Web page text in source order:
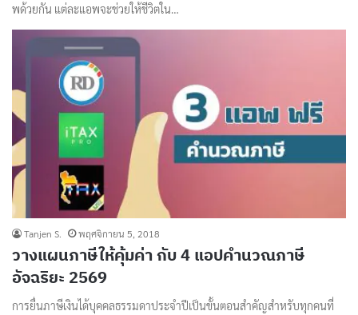
พด้วยกัน แต่ละแอพจะช่วยให้ชีวิตใน…
Tanjen S. พฤศจิกายน 5, 2018
วางแผนภาษีให้คุ้มค่า กับ 4 แอปคำนวณภาษี
อัจฉริยะ 2569
การยื่นภาษีเงินได้บุคคลธรรมดาประจำปีเป็นขั้นตอนสำคัญสำหรับทุกคนที่